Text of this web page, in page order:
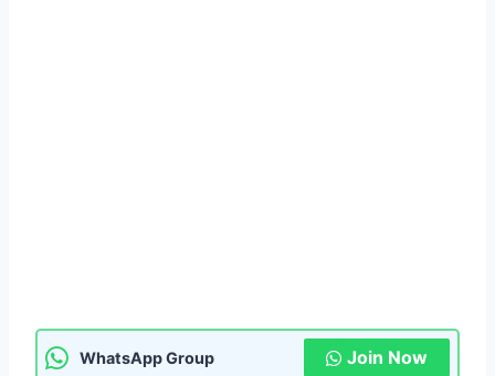
WhatsApp Group Join Now